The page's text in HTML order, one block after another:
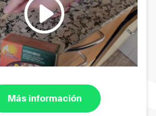
Más información